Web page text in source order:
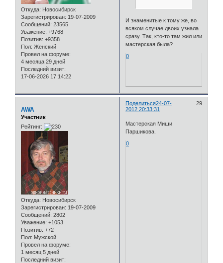
Откуда: Новосибирск
Зарегистрирован: 19-07-2009
Сообщений: 23565
Уважение: +9768
Позитив: +9358
Пол: Женский
Провел на форуме:
4 месяца 29 дней
Последний визит:
17-06-2026 17:14:22
И знаменитые к тому же, во
всяком случае двоих узнала
сразу. Так, кто-то там жил или
мастерская была?
0
Поделиться 29
24-07-
2012 20:33:31
AWA
Участник
Рейтинг:
Откуда: Новосибирск
Зарегистрирован: 19-07-2009
Сообщений: 2802
Уважение: +1053
Позитив: +72
Пол: Мужской
Провел на форуме:
1 месяц 5 дней
Последний визит:
Мастерская Миши
Паршикова.
0